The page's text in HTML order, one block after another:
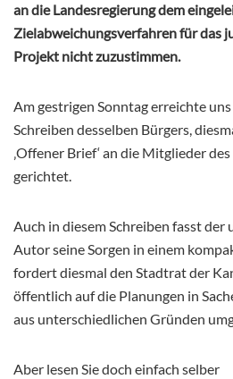
an die Landesregierung dem
Zielabweichungsverfahren für das
Projekt nicht zuzustimmen.
Am gestrigen Sonntag erreichte
Schreiben desselben Bürgers,
‚Offener Brief‘ an die Mitglieder
gerichtet.
Auch in diesem Schreiben fasst
Autor seine Sorgen in einem
fordert diesmal den Stadtrat der
öffentlich auf die Planungen in
aus unterschiedlichen Gründen
Aber lesen Sie doch einfach selber